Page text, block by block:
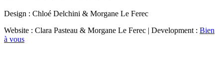
Design : Chloé Delchini & Morgane Le Ferec
Website : Clara Pasteau & Morgane Le Ferec | Development : Bien
à vous